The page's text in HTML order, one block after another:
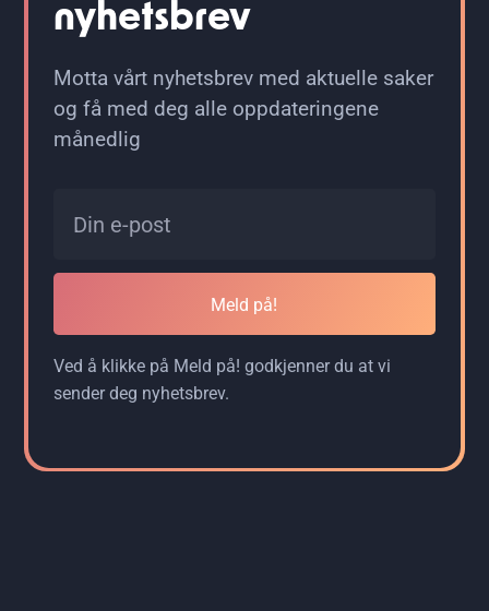
nyhetsbrev
Motta vårt nyhetsbrev med aktuelle saker
og få med deg alle oppdateringene
månedlig
Meld på!
Ved å klikke på Meld på! godkjenner du at vi
sender deg nyhetsbrev.